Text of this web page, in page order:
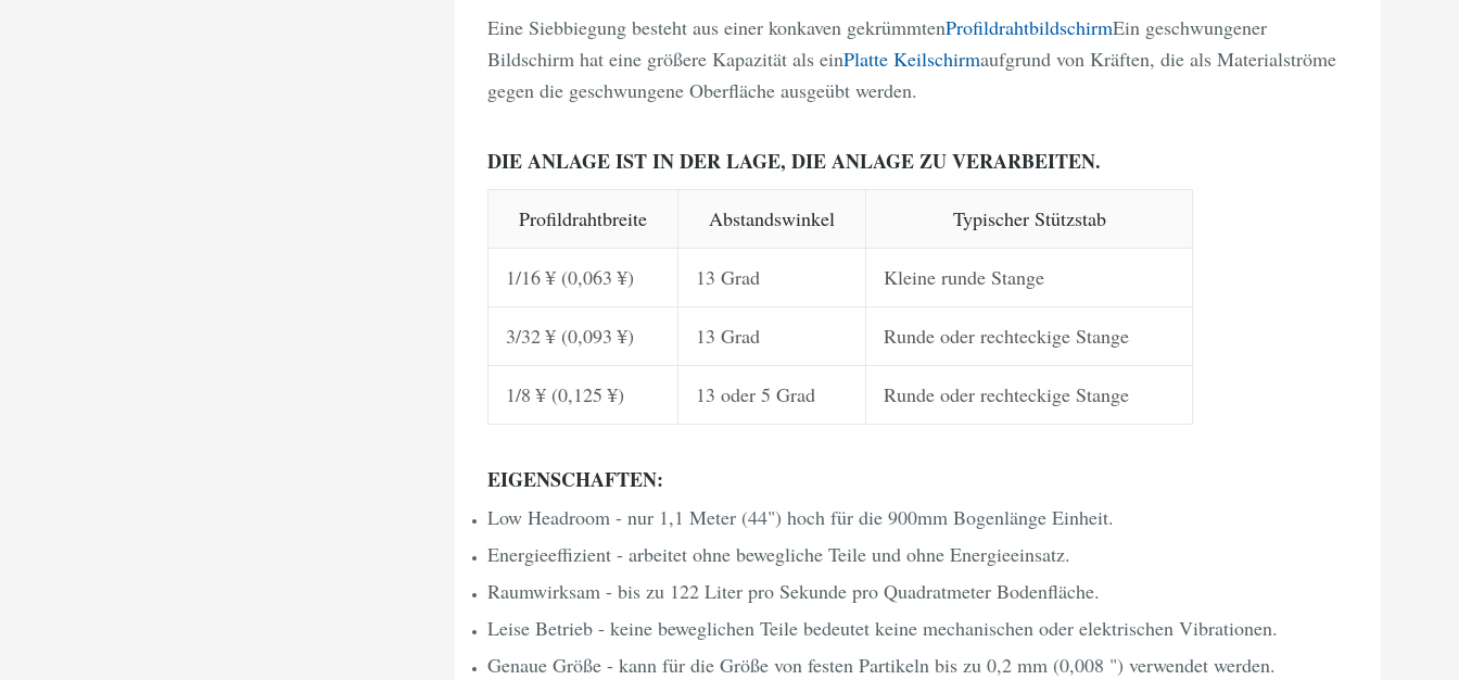
Eine Siebbiegung besteht aus einer konkaven gekrümmtenProfildrahtbildschirmEin geschwungener
Bildschirm hat eine größere Kapazität als einPlatte Keilschirmaufgrund von Kräften, die als Materialströme
gegen die geschwungene Oberfläche ausgeübt werden.
DIE ANLAGE IST IN DER LAGE, DIE ANLAGE ZU VERARBEITEN.
Profildrahtbreite Abstandswinkel Typischer Stützstab
1/16 ¥ (0,063 ¥) 13 Grad Kleine runde Stange
3/32 ¥ (0,093 ¥) 13 Grad Runde oder rechteckige Stange
1/8 ¥ (0,125 ¥) 13 oder 5 Grad Runde oder rechteckige Stange
EIGENSCHAFTEN:
Low Headroom - nur 1,1 Meter (44") hoch für die 900mm Bogenlänge Einheit.
Energieeffizient - arbeitet ohne bewegliche Teile und ohne Energieeinsatz.
Raumwirksam - bis zu 122 Liter pro Sekunde pro Quadratmeter Bodenfläche.
Leise Betrieb - keine beweglichen Teile bedeutet keine mechanischen oder elektrischen Vibrationen.
Genaue Größe - kann für die Größe von festen Partikeln bis zu 0,2 mm (0,008 ") verwendet werden.